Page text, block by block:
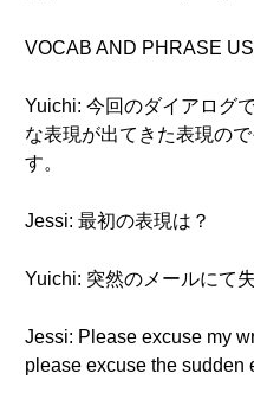
VOCAB AND PHRASE
Yuichi: 今回のダイアログ
な表現が出てきた表現の
す。
Jessi: 最初の表現は？
Yuichi: 突然のメールにて
Jessi: Please excuse my
please excuse the sudden